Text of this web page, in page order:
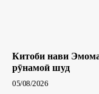
Китоби нави
рӯнамоӣ шуд
05/08/2026